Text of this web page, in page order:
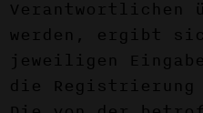
Verantwortlichen
werden, ergibt
jeweiligen
die Registrierung